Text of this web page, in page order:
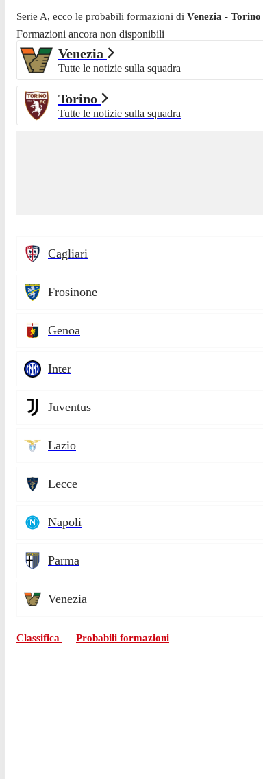
Serie A, ecco le probabili formazioni di Venezia - Torino
Formazioni ancora non disponibili
Venezia
Tutte le notizie sulla squadra
Torino
Tutte le notizie sulla squadra
Cagliari
Frosinone
Genoa
Inter
Juventus
Lazio
Lecce
Napoli
Parma
Venezia
Classifica Probabili formazioni